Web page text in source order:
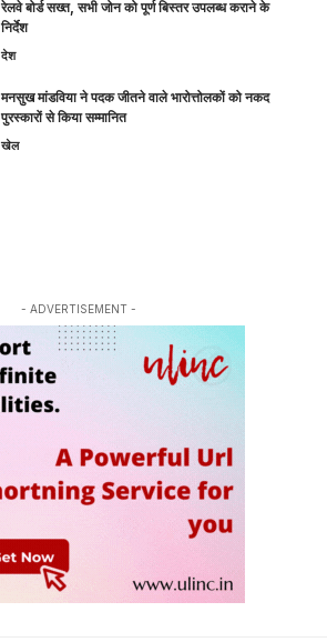
रेलवे बोर्ड सख्त, सभी जोन को पूर्ण बिस्तर उपलब्ध कराने के
निर्देश
देश
मनसुख मांडविया ने पदक जीतने वाले भारोत्तोलकों को नकद
पुरस्कारों से किया सम्मानित
खेल
- ADVERTISEMENT -